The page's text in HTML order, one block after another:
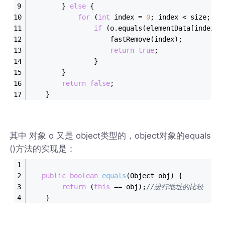
        }
else {
for (int index = 0; index < size;
if
                    fastRemove(index);
return true;
                }
        }
return false;
    }
其中 对象 o 又是 object类型的，object对象的equals
()方法的实现是：
public boolean equals (Object obj)
{
return (this == obj);//进行地址的比较
    }